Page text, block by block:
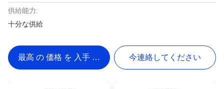
供給能力:
十分な供給
最高 の 価格 を 入手 する 今連絡してください